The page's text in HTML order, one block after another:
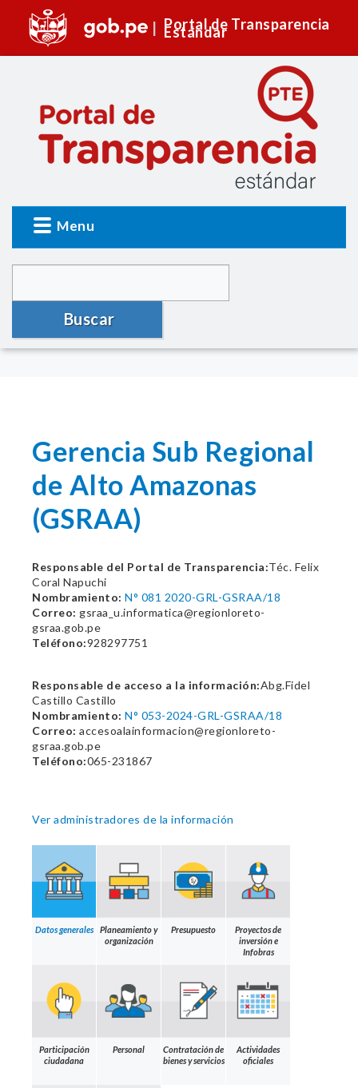
Portal de Transparencia
Estándar
Menu
Buscar
Gerencia Sub Regional
de Alto Amazonas
(GSRAA)
Responsable del Portal de Transparencia:Téc. Felix
Coral Napuchi
Nombramiento: N° 081 2020-GRL-GSRAA/18
Correo: gsraa_u.informatica@regionloreto-
gsraa.gob.pe
Teléfono:928297751
Responsable de acceso a la información:Abg.Fidel
Castillo Castillo
Nombramiento: N° 053-2024-GRL-GSRAA/18
Correo: accesoalainformacion@regionloreto-
gsraa.gob.pe
Teléfono:065-231867
Ver administradores de la información
Datos generales
Planeamiento y
organización
Presupuesto
Proyectos de
inversión e
Infobras
Participación
ciudadana
Personal
Contratación de
bienes y servicios
Actividades
oficiales